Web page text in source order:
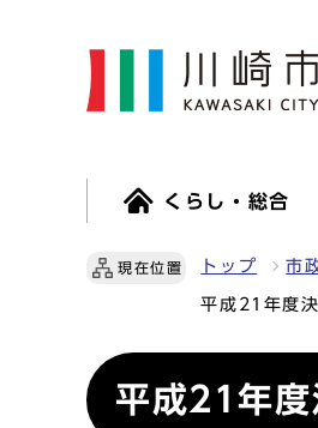
くらし・総合
現在位置 トップ 市
平成21年度
平成21年度